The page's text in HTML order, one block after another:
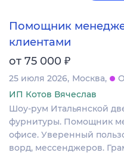
Помощник
клиентами
от 75 000 ₽
25 июля 2026 Москва
ИП Котов Вячеслав
Шоу-рум Итальянской
фурнитуры. Помощник
офисе. Уверенный
ворд, мессенджеров.